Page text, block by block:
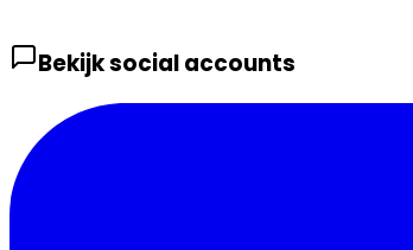
Bekijk social accounts